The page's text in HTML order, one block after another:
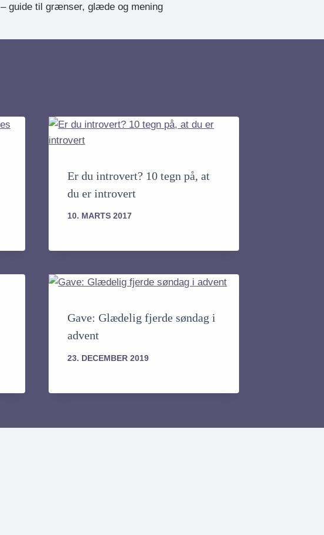
– guide til grænser, glæde og mening
Er du introvert? 10 tegn på, at
du er introvert
10. MARTS 2017
Gave: Glædelig fjerde søndag i
advent
23. DECEMBER 2019